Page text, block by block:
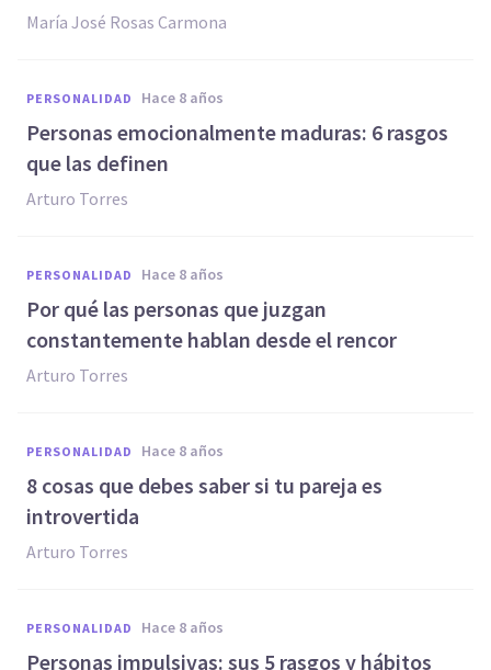
María José Rosas Carmona
PERSONALIDAD hace 8 años
Personas emocionalmente maduras: 6 rasgos
que las definen
Arturo Torres
PERSONALIDAD hace 8 años
Por qué las personas que juzgan
constantemente hablan desde el rencor
Arturo Torres
PERSONALIDAD hace 8 años
8 cosas que debes saber si tu pareja es
introvertida
Arturo Torres
PERSONALIDAD hace 8 años
Personas impulsivas: sus 5 rasgos y hábitos